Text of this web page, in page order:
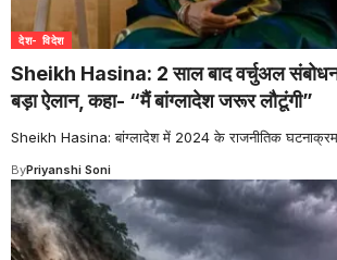
देश- विदेश
Sheikh Hasina: 2 साल बाद वर्चुअल
बड़ा ऐलान, कहा- “मैं बांग्लादेश जरूर लौटूंगी”
Sheikh Hasina: बांग्लादेश में 2024 के राजनीतिक
ByPriyanshi Soni